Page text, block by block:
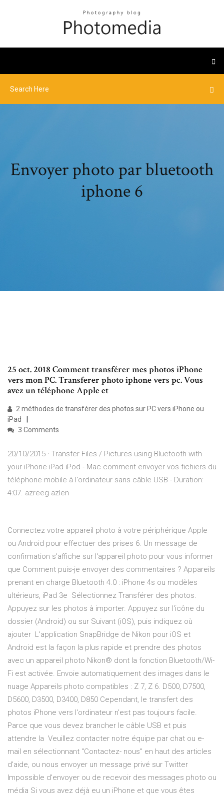
Envoyer photo par bluetooth
iphone 6
25 oct. 2018 Comment transférer mes photos iPhone
vers mon PC. Transferer photo iphone vers pc. Vous
avez un téléphone Apple et
2 méthodes de transférer des photos sur PC vers iPhone ou
iPad
3 Comments
20/10/2015 · Transfer Files / Pictures using Bluetooth with
your iPhone iPad iPod - Mac comment envoyer vos fichiers du
téléphone mobile à l'ordinateur sans câble USB - Duration:
4:07. azreeg azlen
Connectez votre appareil photo à votre périphérique Apple
ou Android pour effectuer des prises 6. Un message de
confirmation s'affiche sur l'appareil photo pour vous informer
que Comment puis-je envoyer des commentaires ? Appareils
prenant en charge Bluetooth 4.0 : iPhone 4s ou modèles
ultérieurs, iPad 3e Sélectionnez Transférer des photos.
Appuyez sur les photos à importer. Appuyez sur l'icône du
dossier (Android) ou sur Suivant (iOS), puis indiquez où
ajouter L'application SnapBridge de Nikon pour iOS et
Android est la façon la plus rapide et prendre des photos
avec un appareil photo Nikon® dont la fonction Bluetooth/Wi-
Fi est activée. Envoie automatiquement des images dans le
nuage Appareils photo compatibles : Z 7, Z 6. D500, D7500,
D5600, D3500, D3400, D850 Cependant, le transfert des
photos iPhone vers l'ordinateur n'est pas toujours facile.
Parce que vous devez brancher le câble USB et puis
attendre la Veuillez contacter notre équipe par chat ou e-
mail en sélectionnant "Contactez- nous" en haut des articles
d'aide, ou nous envoyer un message privé sur Twitter
Impossible d'envoyer ou de recevoir des messages photo ou
média Si vous avez déjà eu un iPhone et que vous êtes